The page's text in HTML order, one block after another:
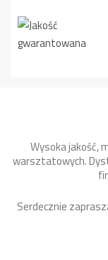
Wysoka jakość,
warsztatowych.
Serdecznie